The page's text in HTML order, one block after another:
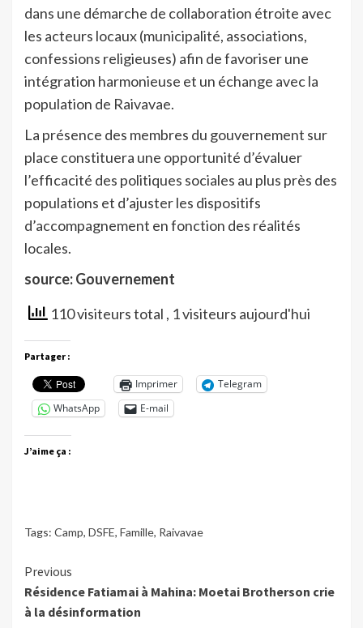
dans une démarche de collaboration étroite avec
les acteurs locaux (municipalité, associations,
confessions religieuses) afin de favoriser une
intégration harmonieuse et un échange avec la
population de Raivavae.
La présence des membres du gouvernement sur
place constituera une opportunité d’évaluer
l’efficacité des politiques sociales au plus près des
populations et d’ajuster les dispositifs
d’accompagnement en fonction des réalités
locales.
source: Gouvernement
110 visiteurs total , 1 visiteurs aujourd'hui
Partager :
Imprimer
Telegram
WhatsApp
E-mail
J’aime ça :
Tags: Camp, DSFE, Famille, Raivavae
Continue
Reading
Previous
Résidence Fatiamai à Mahina: Moetai Brotherson crie
à la désinformation